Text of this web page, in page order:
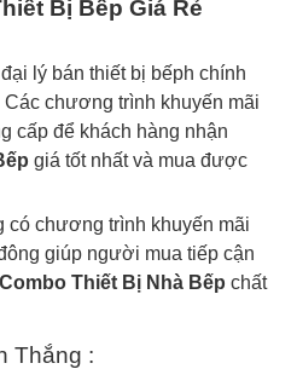
Bị Bếp Giá Rẻ
lý bán thiết bị bếph chính
chương trình khuyến mãi
cấp để khách hàng nhận
giá tốt nhất và mua được
có chương trình khuyến mãi
giúp người mua tiếp cận
Combo Thiết Bị Nhà Bếp chất
Thắng :